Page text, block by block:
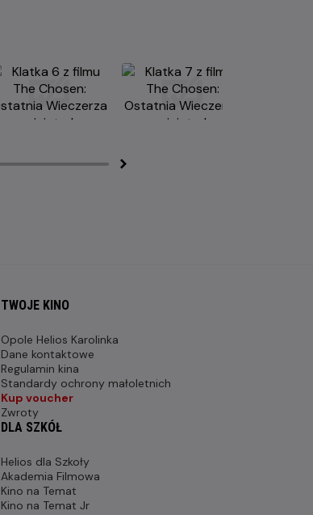
TWOJE KINO
Opole Helios Karolinka
Dane kontaktowe
Regulamin kina
Standardy ochrony małoletnich
Kup voucher
Zwroty
DLA SZKÓŁ
Helios dla Szkoły
Akademia Filmowa
Kino na Temat
Kino na Temat Jr